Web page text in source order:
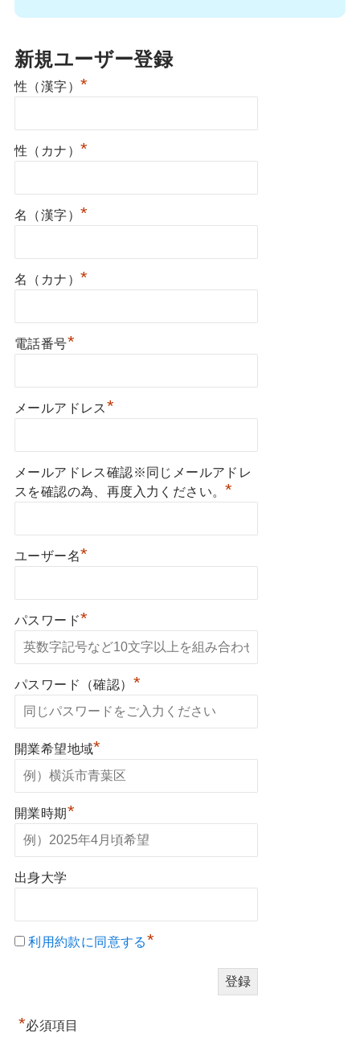
新規ユーザー登録
性（漢字） *
性（カナ） *
名（漢字） *
名（カナ） *
電話番号*
メールアドレス*
メールアドレス確認※同じメールアドレ
スを確認の為、再度入力ください。*
ユーザー名*
パスワード*
パスワード（確認） *
開業希望地域*
開業時期*
出身大学
利用約款に同意する*
*必須項目